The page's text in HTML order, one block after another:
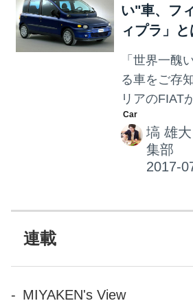
い"車、フ
ィプラ」と
「世界一醜
る車をご存
リアのFIAT
ルティプラ
カッコいい
むしろ醜い
気なのか。
塙 雄大
集部
連載
MIYAKEN's View